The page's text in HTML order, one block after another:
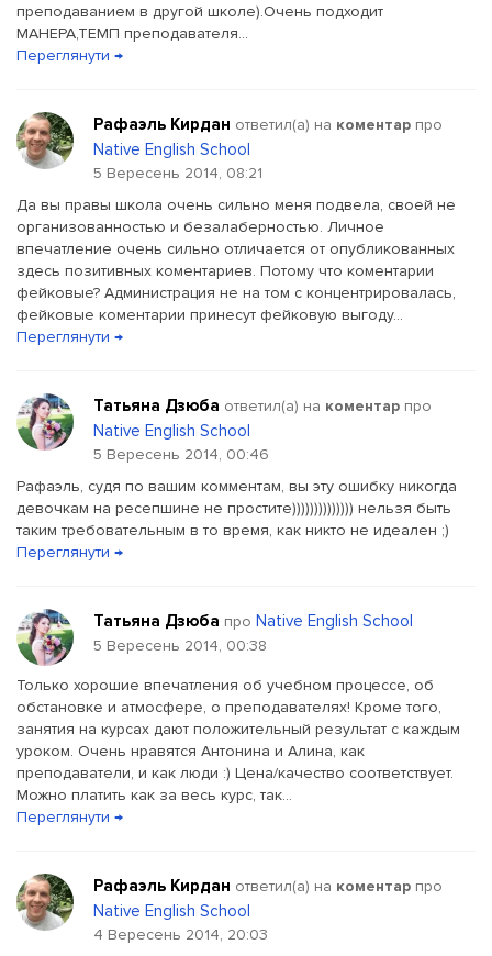
преподаванием в другой школе).Очень подходит
МАНЕРА,ТЕМП преподавателя...
Переглянути →
Рафаэль Кирдан ответил(a) на коментар про
Native English School
5 Вересень 2014, 08:21
Да вы правы школа очень сильно меня подвела, своей не
организованностью и безалаберностью. Личное
впечатление очень сильно отличается от опубликованных
здесь позитивных коментариев. Потому что коментарии
фейковые? Администрация не на том с концентрировалась,
фейковые коментарии принесут фейковую выгоду...
Переглянути →
Татьяна Дзюба ответил(a) на коментар про
Native English School
5 Вересень 2014, 00:46
Рафаэль, судя по вашим комментам, вы эту ошибку никогда
девочкам на ресепшине не простите)))))))))))))) нельзя быть
таким требовательным в то время, как никто не идеален ;)
Переглянути →
Татьяна Дзюба про Native English School
5 Вересень 2014, 00:38
Только хорошие впечатления об учебном процессе, об
обстановке и атмосфере, о преподавателях! Кроме того,
занятия на курсах дают положительный результат с каждым
уроком. Очень нравятся Антонина и Алина, как
преподаватели, и как люди :) Цена/качество соответствует.
Можно платить как за весь курс, так...
Переглянути →
Рафаэль Кирдан ответил(a) на коментар про
Native English School
4 Вересень 2014, 20:03